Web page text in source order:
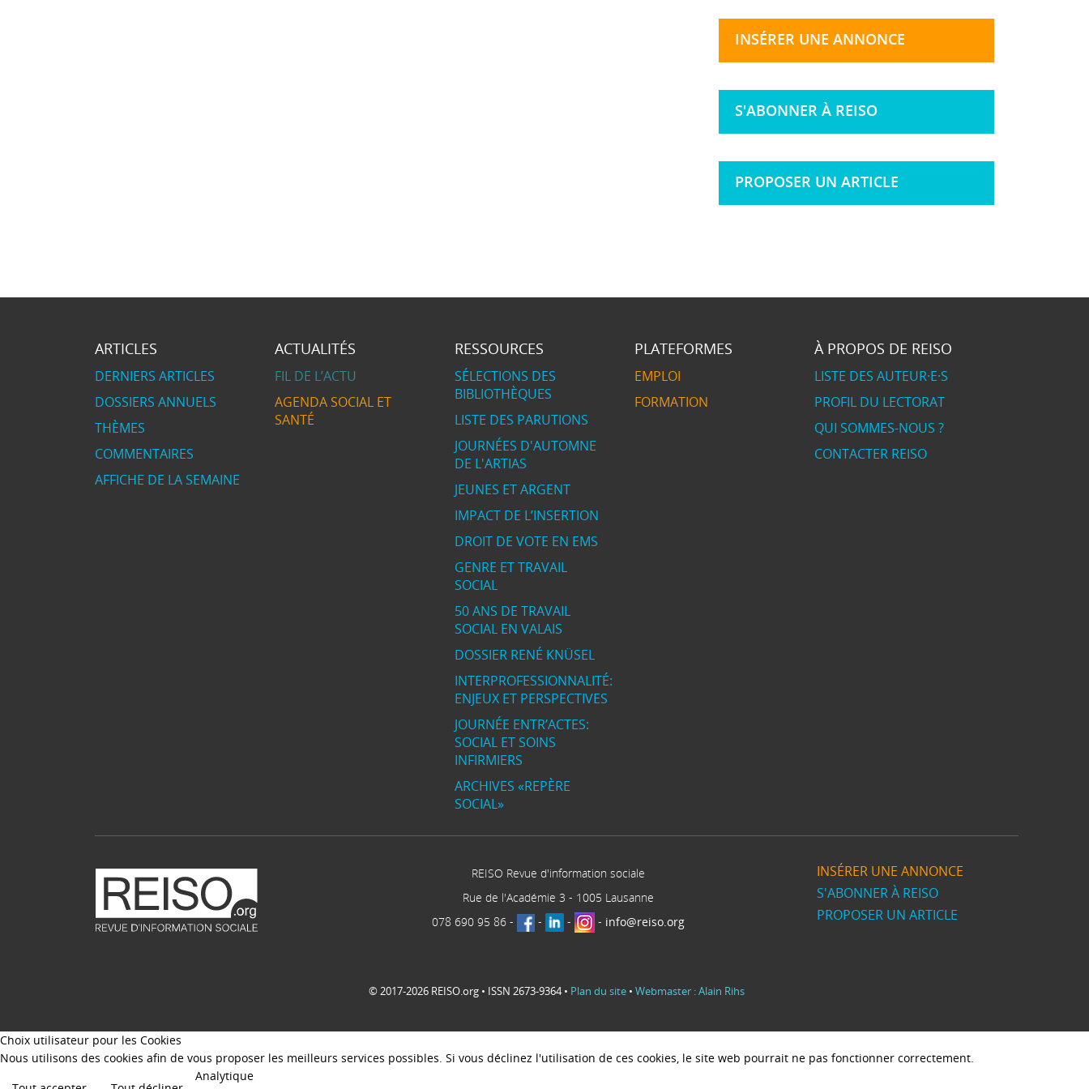
INSÉRER UNE ANNONCE
S'ABONNER À REISO
PROPOSER UN ARTICLE
ARTICLES
DERNIERS ARTICLES
DOSSIERS ANNUELS
THÈMES
COMMENTAIRES
AFFICHE DE LA SEMAINE
ACTUALITÉS
FIL DE L’ACTU
AGENDA SOCIAL ET
SANTÉ
RESSOURCES
SÉLECTIONS DES
BIBLIOTHÈQUES
LISTE DES PARUTIONS
JOURNÉES D'AUTOMNE
DE L'ARTIAS
JEUNES ET ARGENT
IMPACT DE L’INSERTION
DROIT DE VOTE EN EMS
GENRE ET TRAVAIL
SOCIAL
50 ANS DE TRAVAIL
SOCIAL EN VALAIS
DOSSIER RENÉ KNÜSEL
INTERPROFESSIONNALITÉ:
ENJEUX ET PERSPECTIVES
JOURNÉE ENTR’ACTES:
SOCIAL ET SOINS
INFIRMIERS
ARCHIVES «REPÈRE
SOCIAL»
PLATEFORMES
EMPLOI
FORMATION
À PROPOS DE REISO
LISTE DES AUTEUR·E·S
PROFIL DU LECTORAT
QUI SOMMES-NOUS ?
CONTACTER REISO
REISO Revue d'information sociale
Rue de l'Académie 3 - 1005 Lausanne
078 690 95 86 - - - - info@reiso.org
INSÉRER UNE ANNONCE
S'ABONNER À REISO
PROPOSER UN ARTICLE
© 2017-2026 REISO.org • ISSN 2673-9364 • Plan du site • Webmaster : Alain Rihs
Choix utilisateur pour les Cookies
Nous utilisons des cookies afin de vous proposer les meilleurs services possibles. Si vous déclinez l'utilisation de ces cookies, le site web pourrait ne pas fonctionner correctement.
Analytique